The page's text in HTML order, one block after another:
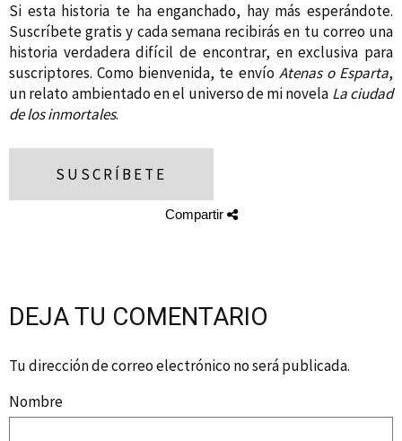
Si esta historia te ha enganchado, hay más esperándote.
Suscríbete gratis y cada semana recibirás en tu correo una
historia verdadera difícil de encontrar, en exclusiva para
suscriptores. Como bienvenida, te envío Atenas o Esparta,
un relato ambientado en el universo de mi novela La ciudad
de los inmortales.
SUSCRÍBETE
Compartir
DEJA TU COMENTARIO
Tu dirección de correo electrónico no será publicada.
Nombre